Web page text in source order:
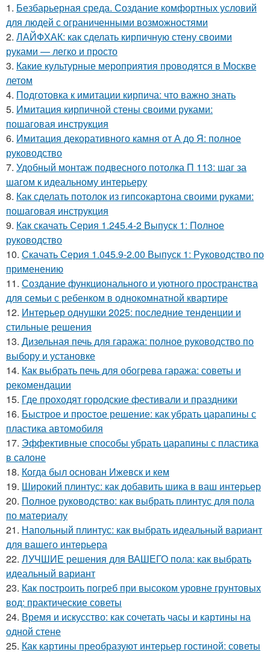
1. Безбарьерная среда. Создание комфортных условий
для людей с ограниченными возможностями
2. ЛАЙФХАК: как сделать кирпичную стену своими
руками — легко и просто
3. Какие культурные мероприятия проводятся в Москве
летом
4. Подготовка к имитации кирпича: что важно знать
5. Имитация кирпичной стены своими руками:
пошаговая инструкция
6. Имитация декоративного камня от А до Я: полное
руководство
7. Удобный монтаж подвесного потолка П 113: шаг за
шагом к идеальному интерьеру
8. Как сделать потолок из гипсокартона своими руками:
пошаговая инструкция
9. Как скачать Серия 1.245.4-2 Выпуск 1: Полное
руководство
10. Скачать Серия 1.045.9-2.00 Выпуск 1: Руководство по
применению
11. Создание функционального и уютного пространства
для семьи с ребенком в однокомнатной квартире
12. Интерьер однушки 2025: последние тенденции и
стильные решения
13. Дизельная печь для гаража: полное руководство по
выбору и установке
14. Как выбрать печь для обогрева гаража: советы и
рекомендации
15. Где проходят городские фестивали и праздники
16. Быстрое и простое решение: как убрать царапины с
пластика автомобиля
17. Эффективные способы убрать царапины с пластика
в салоне
18. Когда был основан Ижевск и кем
19. Широкий плинтус: как добавить шика в ваш интерьер
20. Полное руководство: как выбрать плинтус для пола
по материалу
21. Напольный плинтус: как выбрать идеальный вариант
для вашего интерьера
22. ЛУЧШИЕ решения для ВАШЕГО пола: как выбрать
идеальный вариант
23. Как построить погреб при высоком уровне грунтовых
вод: практические советы
24. Время и искусство: как сочетать часы и картины на
одной стене
25. Как картины преобразуют интерьер гостиной: советы